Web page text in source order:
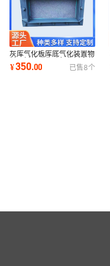
灰库气化板库底气化装置物
料不板结碳化硅气化板安装
方便操作简单
¥350.00 已售8个